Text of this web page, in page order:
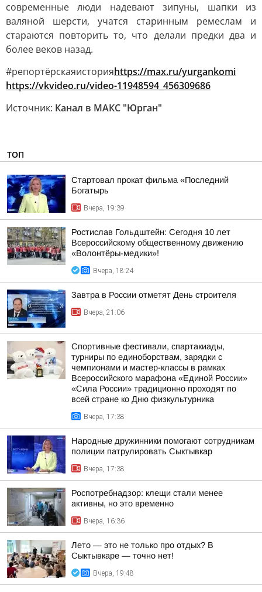
современные люди надевают зипуны, шапки из
валяной шерсти, учатся старинным ремеслам и
стараются повторить то, что делали предки два и
более веков назад.
#репортёрскаяисторияhttps://max.ru/yurgankomi
https://vkvideo.ru/video-11948594_456309686
Источник: Канал в МАКС "Юрган"
ТОП
Стартовал прокат фильма «Последний
Богатырь
Вчера, 19:39
Ростислав Гольдштейн: Сегодня 10 лет
Всероссийскому общественному движению
«Волонтёры-медики»!
Вчера, 18:24
Завтра в России отметят День строителя
Вчера, 21:06
Спортивные фестивали, спартакиады,
турниры по единоборствам, зарядки с
чемпионами и мастер-классы в рамках
Всероссийского марафона «Единой России»
«Сила России» традиционно проходят по
всей стране ко Дню физкультурника
Вчера, 17:38
Народные дружинники помогают сотрудникам
полиции патрулировать Сыктывкар
Вчера, 17:38
Роспотребнадзор: клещи стали менее
активны, но это временно
Вчера, 16:36
Лето — это не только про отдых? В
Сыктывкаре — точно нет!
Вчера, 19:48